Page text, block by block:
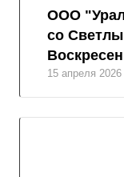
ООО
со
15 апреля 2026